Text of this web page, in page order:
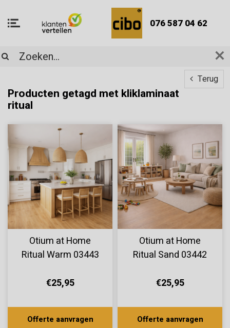
076 587 04 62
Terug
Producten getagd met kliklaminaat
ritual
Otium at Home
Ritual Warm 03443
€25,95
Offerte aanvragen
Otium at Home
Ritual Sand 03442
€25,95
Offerte aanvragen